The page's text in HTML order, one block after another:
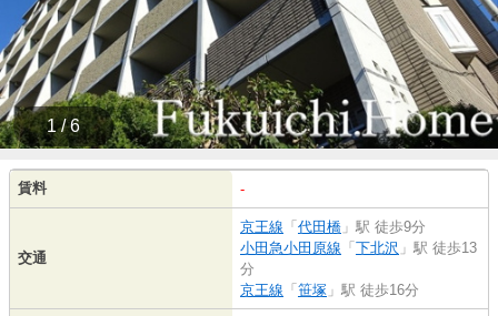
1 / 6
賃料 -
交通
京王線 「 代田橋 」駅 徒歩9分
小田急小田原線 「 下北沢 」駅 徒歩13
分
京王線 「 笹塚 」駅 徒歩16分